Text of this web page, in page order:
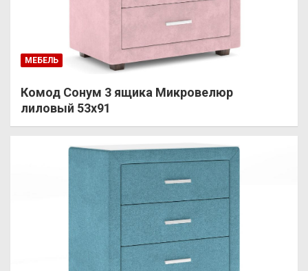
МЕБЕЛЬ
Комод Сонум 3 ящика Микровелюр
лиловый 53х91